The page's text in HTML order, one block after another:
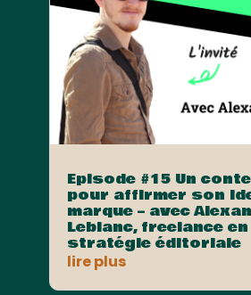
Episode #15 Un
pour affirmer son
marque – avec
Leblanc, freelance en
stratégie éditoriale
lire plus